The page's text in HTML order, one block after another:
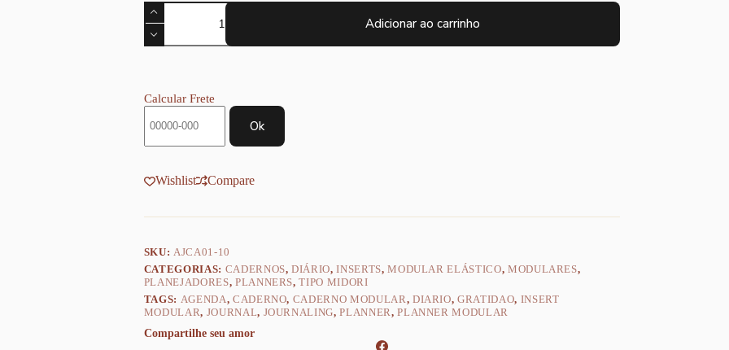
Achala
Planner
Gratidão
Insert
Adicionar ao carrinho
Calcular Frete
Ok
Wishlist Compare
SKU: AJCA01-10
CATEGORIAS: CADERNOS,DIÁRIO,INSERTS,MODULAR ELÁSTICO, MODULARES,
PLANEJADORES, PLANNERS,TIPO MIDORI
TAGS: AGENDA, CADERNO, CADERNO MODULAR, DIARIO,GRATIDAO, INSERT
MODULAR, JOURNAL, JOURNALING,PLANNER,PLANNER MODULAR
Compartilhe seu amor